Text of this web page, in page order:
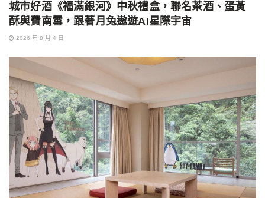
城市好酒《福滿銀河》中秋禮盒，聯名茶酒、蛋黃
酥與費南雪，跟著月兔遨遊AI星際宇宙
2026 年 8 月 4 日